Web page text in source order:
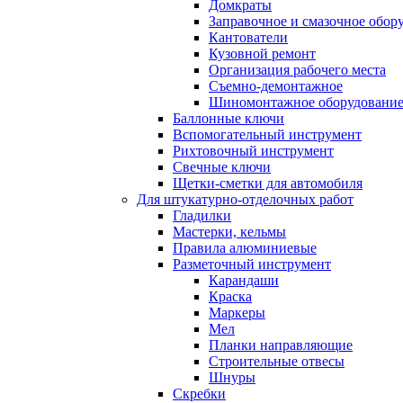
Домкраты
Заправочное и смазочное
Кантователи
Кузовной ремонт
Организация рабочего места
Съемно-демонтажное
Шиномонтажное оборудование
Баллонные ключи
Вспомогательный инструмент
Рихтовочный инструмент
Свечные ключи
Щетки-сметки для автомобиля
Для штукатурно-отделочных работ
Гладилки
Мастерки, кельмы
Правила алюминиевые
Разметочный инструмент
Карандаши
Краска
Маркеры
Мел
Планки направляющие
Строительные отвесы
Шнуры
Скребки